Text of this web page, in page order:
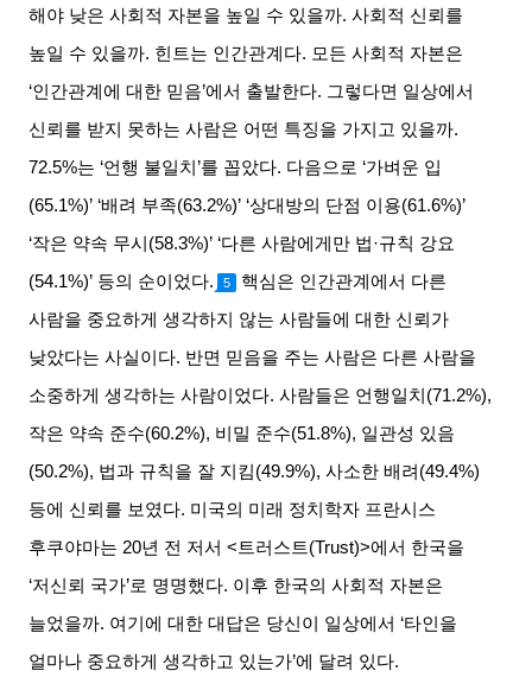
해야 낮은 사회적 자본을 높일 수 있을까.사회적 신뢰를
높일 수 있을까. 힌트는 인간관계다. 모든 사회적 자본은
‘인간관계에 대한 믿음’에서 출발한다. 그렇다면 일상에서
신뢰를 받지 못하는 사람은 어떤 특징을 가지고 있을까.
72.5%는 ‘언행 불일치 ’를 꼽았다. 다음으로 ‘가벼운 입
(65.1%)’ ‘배려 부족(63.2%)’ ‘상대방의 단점 이용(61.6%)’
‘작은 약속 무시 (58.3%)’ ‘다른 사람에게만 법·규칙 강요
(54.1%)’ 등의 순이었다. 5
핵심은 인간관계에서 다른
사람을 중요하게 생각하지 않는 사람들에 대한 신뢰가
낮았다는 사실이다. 반면 믿음을 주는 사람은 다른 사람을
소중하게 생각하는 사람이었다.사람들은 언행일치 (71.2%),
작은 약속 준수(60.2%), 비밀 준수(51.8%), 일관성 있음
(50.2%), 법과 규칙을 잘 지킴(49.9%),사소한 배려 (49.4%)
등에 신뢰를 보였다. 미국의 미래 정치학자 프란시스
후쿠야마는 20년 전 저서 <트러스트(Trust)>에서 한국을
‘저신뢰 국가’로 명명했다. 이후 한국의 사회적 자본은
늘었을까. 여기에 대한 대답은 당신이 일상에서 ‘타인을
얼마나 중요하게 생각하고 있는가’에 달려 있다.